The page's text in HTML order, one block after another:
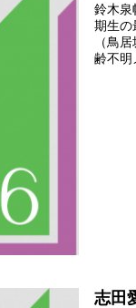
鈴木泉
期生の
（鳥
齢不明
志田